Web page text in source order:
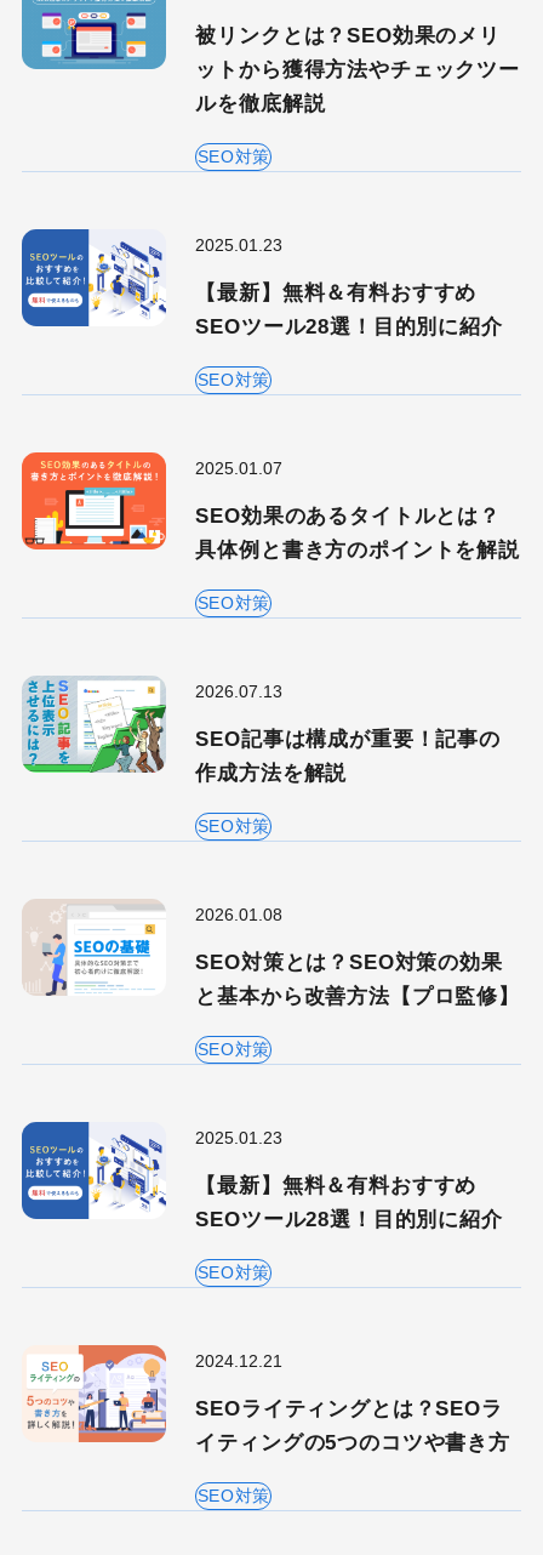
被リンクとは？SEO効果のメリ
ットから獲得方法やチェックツー
ルを徹底解説
SEO対策
2025.01.23
【最新】無料＆有料おすすめ
SEOツール28選！目的別に紹介
SEO対策
2025.01.07
SEO効果のあるタイトルとは？
具体例と書き方のポイントを解説
SEO対策
2026.07.13
SEO記事は構成が重要！記事の
作成方法を解説
SEO対策
2026.01.08
SEO対策とは？SEO対策の効果
と基本から改善方法【プロ監修】
SEO対策
2025.01.23
【最新】無料＆有料おすすめ
SEOツール28選！目的別に紹介
SEO対策
2024.12.21
SEOライティングとは？SEOラ
イティングの5つのコツや書き方
SEO対策